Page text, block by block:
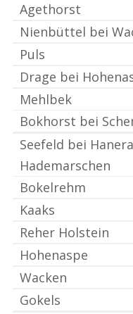
Agethorst
Nienbüttel bei
Puls
Drage bei
Mehlbek
Bokhorst bei
Seefeld bei
Hademarschen
Bokelrehm
Kaaks
Reher Holstein
Hohenaspe
Wacken
Gokels